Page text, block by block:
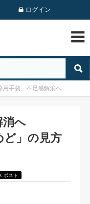
ログイン
用手袋、不足感解消へ
消へ
ど」の見方
ポスト